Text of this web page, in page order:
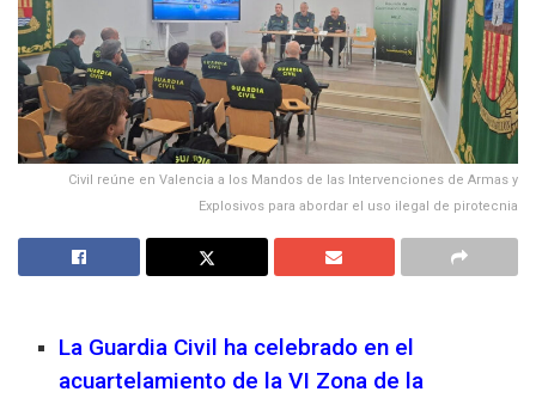
Civil reúne en Valencia a los Mandos de las Intervenciones de Armas y
Explosivos para abordar el uso ilegal de pirotecnia
La Guardia Civil ha celebrado en el
acuartelamiento de la VI Zona de la